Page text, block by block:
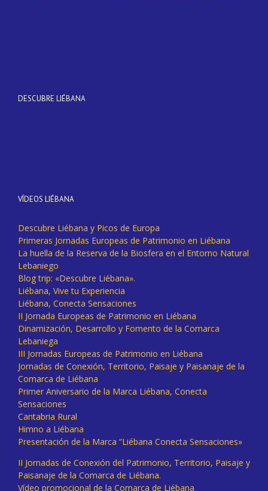
DESCUBRE LIÉBANA
VÍDEOS LIÉBANA
Descubre Liébana y Picos de Europa
Primeras Jornadas Europeas de Patrimonio en Liébana
La huella de la Reserva de la Biosfera en el Entorno Natural
Lebaniego
Blog trip: «Descubre Liébana».
Liébana, Vive tu Experiencia
Liébana, Conecta Sensaciones
II Jornada Europeas de Patrimonio en Liébana
Dinamización, Desarrollo y Fomento de la Comarca
Lebaniega
III Jornadas Europeas de Patrimonio en Liébana
Jornadas de Conexión, Territorio, Paisaje y Paisanaje de la
Comarca de Liébana
Primer Aniversario de la Marca Liébana, Conecta
Sensaciones
Cantabria Rural
Himno a Liébana
Presentación de la Marca “Liébana Conecta Sensaciones»
II Jornadas de Conexión del Patrimonio, Territorio, Paisaje y
Paisanaje de la Comarca de Liébana.
Vídeo promocional de la Comarca de Liébana